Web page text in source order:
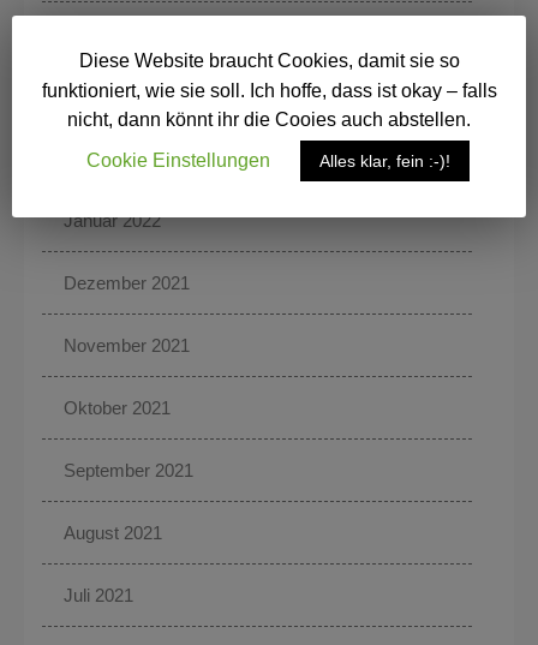
März 2022
Februar 2022
Januar 2022
Dezember 2021
November 2021
Oktober 2021
September 2021
August 2021
Juli 2021
Diese Website braucht Cookies, damit sie so
funktioniert, wie sie soll. Ich hoffe, dass ist okay – falls
nicht, dann könnt ihr die Cooies auch abstellen.
Cookie Einstellungen
Alles klar, fein :-)!